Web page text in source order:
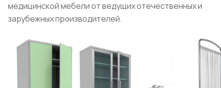
медицинской мебели от ведущих отечественных и
зарубежных производителей.